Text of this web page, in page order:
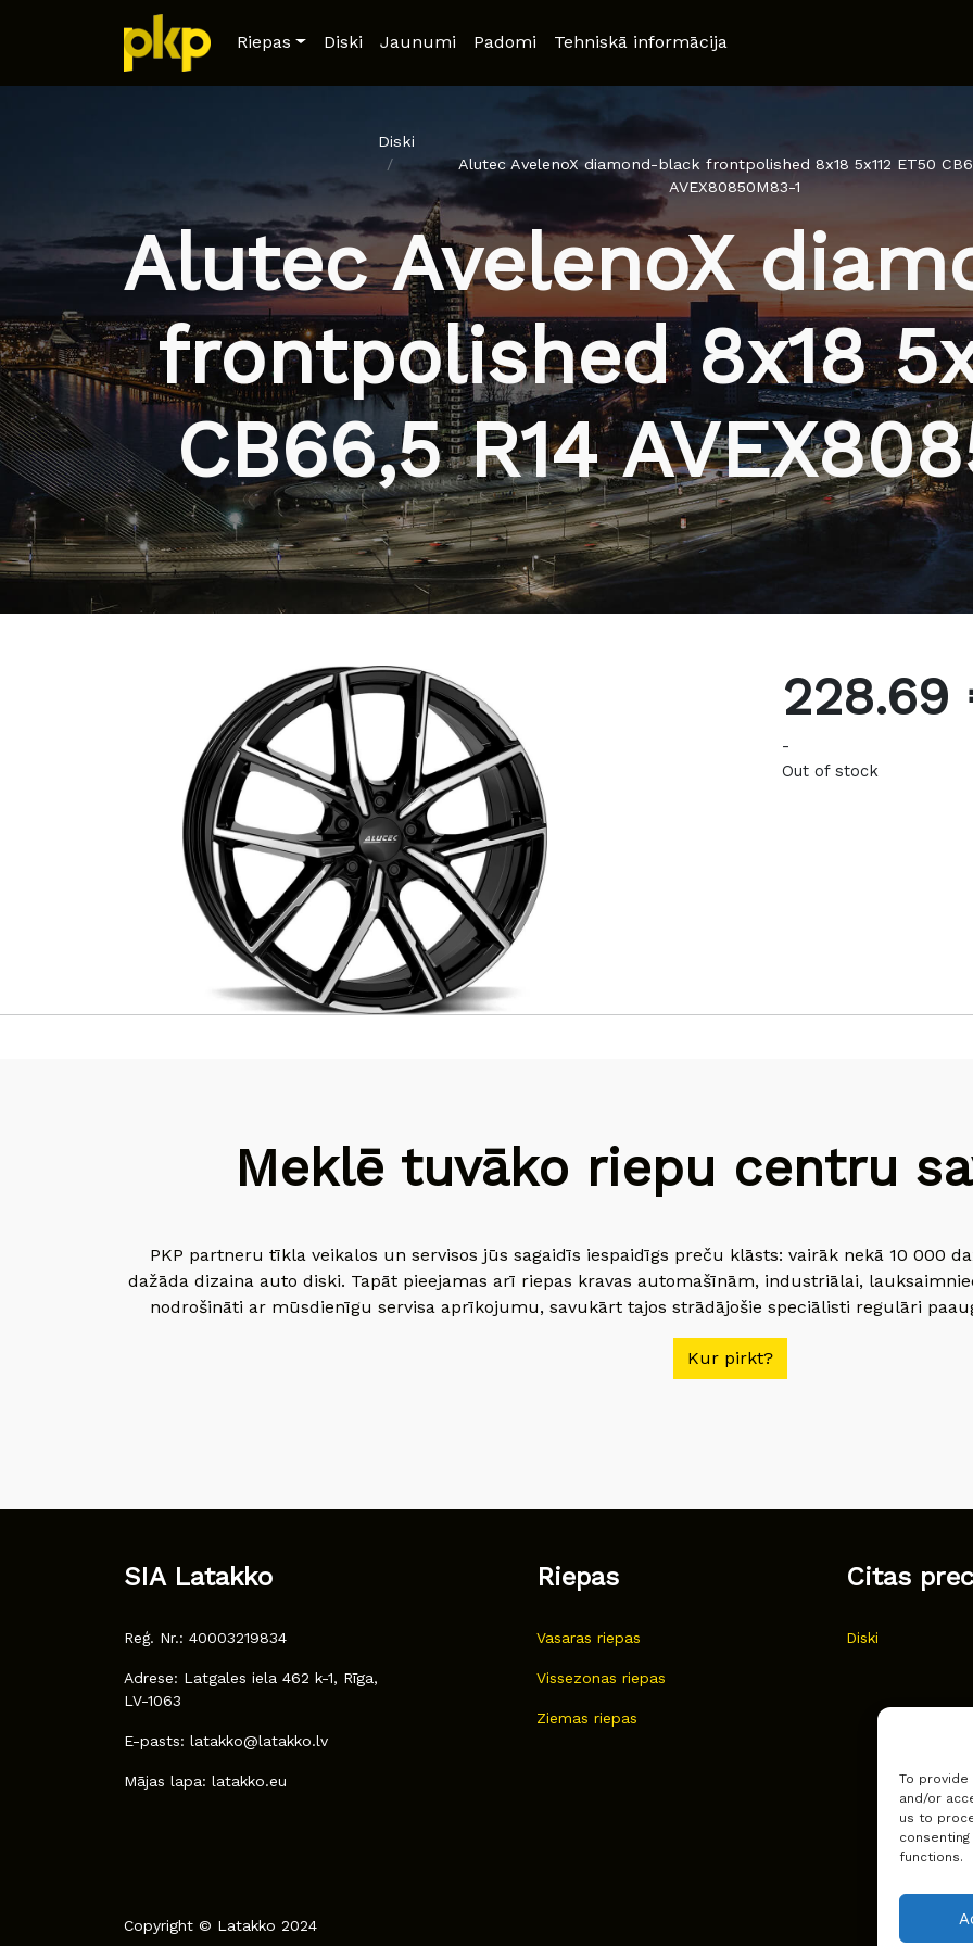
To
and/or
us to
functions.
Riepas Diski Jaunumi Padomi Tehniskā informācija
Diski
Alutec AvelenoX diamond-black frontpolished 8x18 5x112 ET50
AVEX80850M83-1
Alutec AvelenoX
frontpolished 8x18
CB66,5 R14
228.69
-
Out of stock
Meklē tuvāko riepu centru
PKP partneru tīkla veikalos un servisos jūs sagaidīs iespaidīgs preču klāsts: vairāk nekā 10 000
dažāda dizaina auto diski. Tapāt pieejamas arī riepas kravas automašīnām, industriālai,
nodrošināti ar mūsdienīgu servisa aprīkojumu, savukārt tajos strādājošie speciālisti regulāri
Kur pirkt?
SIA Latakko
Reģ. Nr.: 40003219834
Adrese: Latgales iela 462 k-1, Rīga,
LV-1063
E-pasts: latakko@latakko.lv
Mājas lapa: latakko.eu
Riepas
Vasaras riepas
Vissezonas riepas
Ziemas riepas
Citas
Diski
Copyright © Latakko 2024